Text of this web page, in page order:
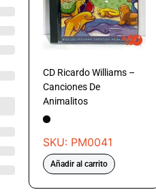
CD Ricardo Williams –
Canciones De
Animalitos
SKU: PM0041
Añadir al carrito